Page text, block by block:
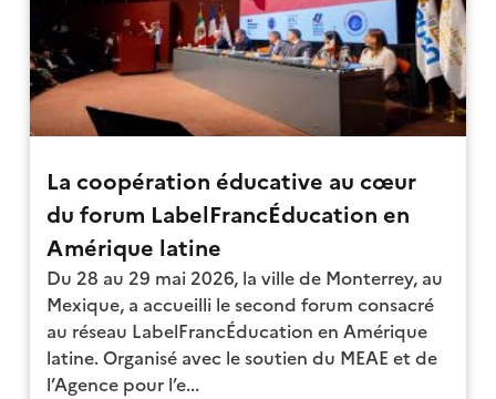
La coopération éducative au cœur
du forum LabelFrancÉducation en
Amérique latine
Du 28 au 29 mai 2026, la ville de Monterrey, au
Mexique, a accueilli le second forum consacré
au réseau LabelFrancÉducation en Amérique
latine. Organisé avec le soutien du MEAE et de
l’Agence pour l’e...